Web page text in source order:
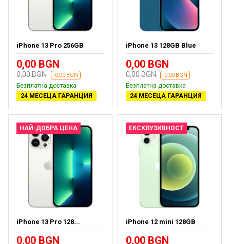
iPhone 13 Pro 256GB
0,00 BGN
0,00 BGN -0,00 BGN
Безплатна доставка
24 МЕСЕЦА ГАРАНЦИЯ
iPhone 13 128GB Blue
0,00 BGN
0,00 BGN -0,00 BGN
Безплатна доставка
24 МЕСЕЦА ГАРАНЦИЯ
НАЙ-ДОБРА ЦЕНА
iPhone 13 Pro 128...
0,00 BGN
ЕКСКЛУЗИВНОСТ
iPhone 12 mini 128GB
0,00 BGN